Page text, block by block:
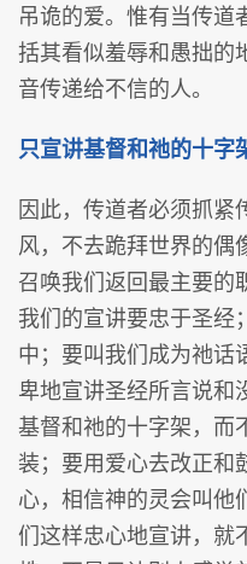
吊诡的爱。惟有当传道
括其看似羞辱和愚拙的
音传递给不信的人。
只宣讲基督和祂的十字
因此，传道者必须抓紧
风，不去跪拜世界的偶
召唤我们返回最主要的
我们的宣讲要忠于圣经
中；要叫我们成为祂话
卑地宣讲圣经所言说和
基督和祂的十字架，而
装；要用爱心去改正和
心，相信神的灵会叫他
们这样忠心地宣讲，就